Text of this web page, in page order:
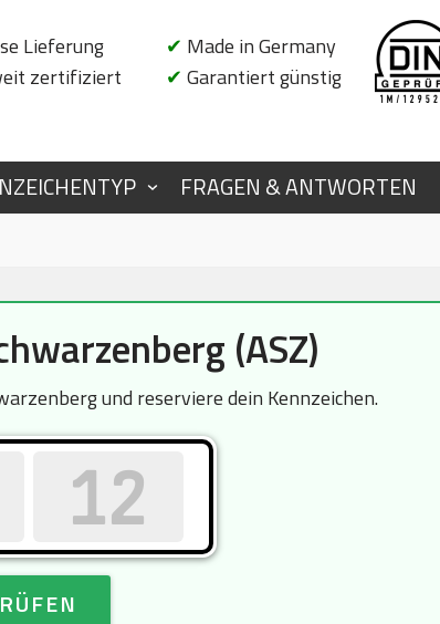
Lieferung
zertifiziert
✔ Made in Germany
✔ Garantiert günstig
FRAGEN & ANTWORTEN
(ASZ)
und reserviere dein Kennzeichen.